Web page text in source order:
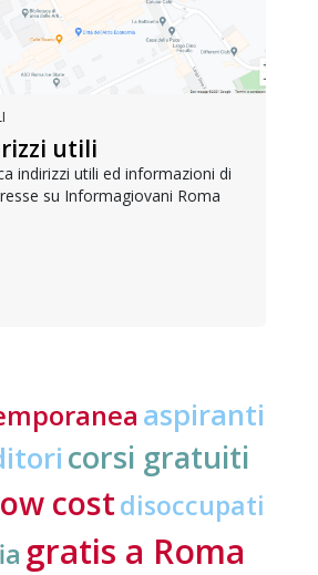
utili
indirizzi utili ed informazioni di
su Informagiovani Roma
aspiranti
corsi gratuiti
costdisoccupati
gratis a Roma